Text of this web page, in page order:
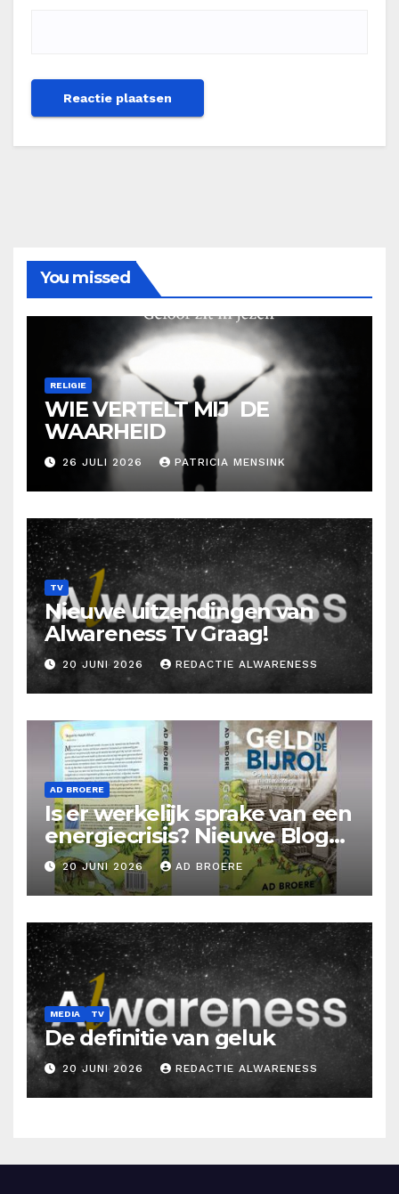
You missed
RELIGIE
WIE VERTELT MIJ DE
WAARHEID
26 JULI 2026 PATRICIA MENSINK
TV
Nieuwe uitzendingen van
Alwareness Tv Graag!
20 JUNI 2026 REDACTIE ALWARENESS
AD BROERE
Is er werkelijk sprake van een
energiecrisis? Nieuwe Blog
Ad Broere
20 JUNI 2026 AD BROERE
MEDIA TV
De definitie van geluk
20 JUNI 2026 REDACTIE ALWARENESS